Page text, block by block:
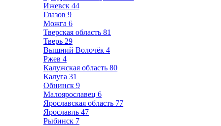
Ижевск 44
Глазов 9
Можга 6
Тверская область 81
Тверь 29
Вышний Волочёк 4
Ржев 4
Калужская область 80
Калуга 31
Обнинск 9
Малоярославец 6
Ярославская область 77
Ярославль 47
Рыбинск 7